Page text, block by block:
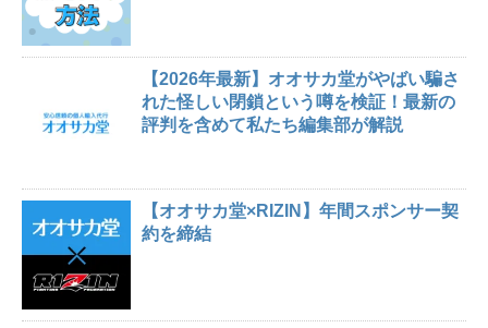
【2026年最新】オオサカ堂がやばい騙さ
れた怪しい閉鎖という噂を検証！最新の
評判を含めて私たち編集部が解説
【オオサカ堂×RIZIN】年間スポンサー契
約を締結